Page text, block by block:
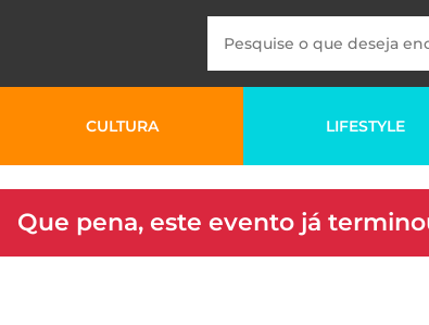
CULTURA LIFESTYLE
Que pena, este evento já